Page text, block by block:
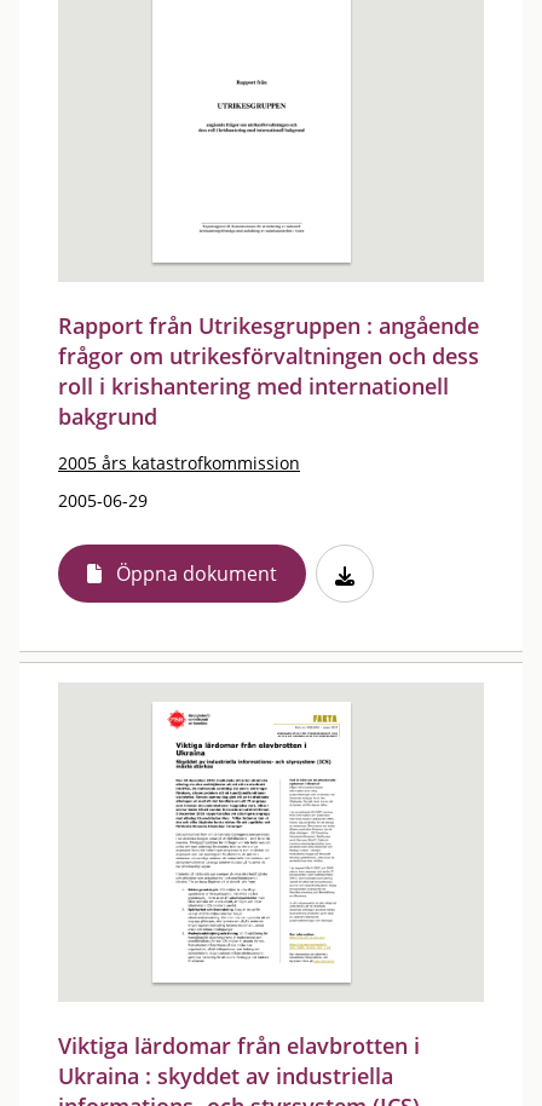
Rapport från Utrikesgruppen : angående
frågor om utrikesförvaltningen och dess
roll i krishantering med internationell
bakgrund
2005 års katastrofkommission
2005-06-29
Öppna dokument
Viktiga lärdomar från elavbrotten i
Ukraina : skyddet av industriella